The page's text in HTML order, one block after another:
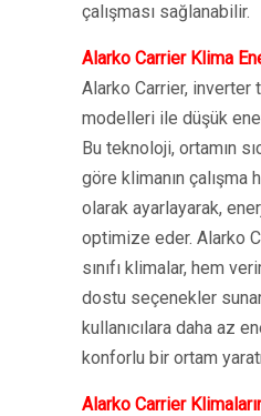
çalışması sağlanabilir.
Alarko Carrier Klima
Alarko Carrier,
modelleri ile düşük
Bu teknoloji, ortamın
göre klimanın çalışma
olarak ayarlayarak,
optimize eder. Alarko
sınıfı klimalar, hem
dostu seçenekler
kullanıcılara daha az
konforlu bir ortam
Alarko Carrier